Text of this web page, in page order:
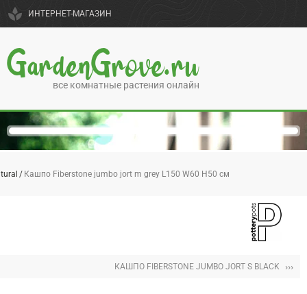
spa ИНТЕРНЕТ-МАГАЗИН
GardenGrove.ru
все комнатные растения онлайн
Кашпо Fiberstone jumbo jort m grey L150 W60 H50 см
КАШПО FIBERSTONE JUMBO JORT S BLACK ›››